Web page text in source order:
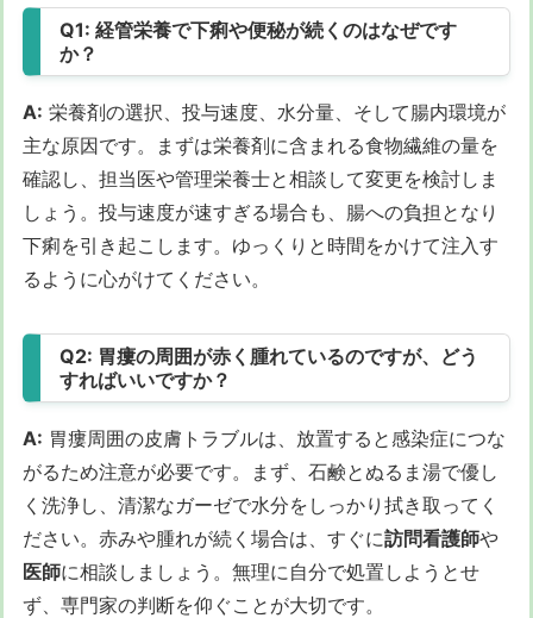
Q1: 経管栄養で下痢や便秘が続くのはなぜです
か？
A: 栄養剤の選択、投与速度、水分量、そして腸内環境が
主な原因です。まずは栄養剤に含まれる食物繊維の量を
確認し、担当医や管理栄養士と相談して変更を検討しま
しょう。投与速度が速すぎる場合も、腸への負担となり
下痢を引き起こします。ゆっくりと時間をかけて注入す
るように心がけてください。
Q2: 胃瘻の周囲が赤く腫れているのですが、どう
すればいいですか？
A: 胃瘻周囲の皮膚トラブルは、放置すると感染症につな
がるため注意が必要です。まず、石鹸とぬるま湯で優し
く洗浄し、清潔なガーゼで水分をしっかり拭き取ってく
ださい。赤みや腫れが続く場合は、すぐに訪問看護師や
医師に相談しましょう。無理に自分で処置しようとせ
ず、専門家の判断を仰ぐことが大切です。